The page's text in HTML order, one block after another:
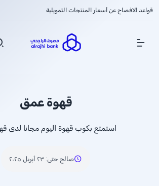
قواعد الافصاح عن أسعار المنتجات التمويلية
Show Menu
قهوة عمق
استمتع بكوب قهوة اليوم مجانا لدى
صالح حتى: ٢٣ أبريل ٢٠٢٥